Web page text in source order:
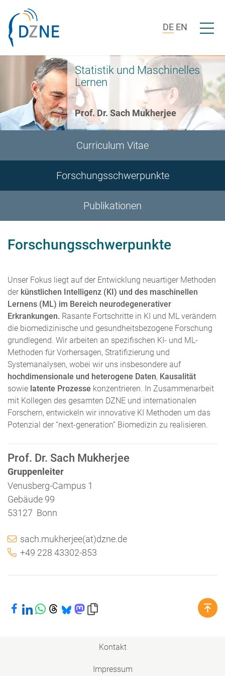
DE EN Menü
Statistik und Maschinelles
Lernen
Prof. Dr. Sach Mukherjee
Curriculum Vitae
Forschungsschwerpunkte
Publikationen
Prof. Dr. Sach Mukherjee
Gruppenleiter
Venusberg-Campus 1
Gebäude 99
53127 Bonn
sach.mukherjee(at)dzne.de
+49 228 43302-853
Forschungsschwerpunkte
Unser Fokus liegt auf der Entwicklung neuartiger Methoden
der künstlichen Intelligenz (KI) und des maschinellen
Lernens (ML) im Bereich neurodegenerativer
Erkrankungen. Rasante Fortschritte in KI und ML verändern
die biomedizinische und gesundheitsbezogene Forschung
grundlegend. Wir arbeiten an spezifischen KI- und ML-
Methoden für Vorhersagen, Stratifizierung und
Systemanalysen, wobei wir uns insbesondere auf
hochdimensionale und heterogene Daten, Kausalität
sowie latente Prozesse konzentrieren. In Zusammenarbeit
mit Kollegen des gesamten DZNE und internationalen
Forschern, entwickeln wir innovative KI Methoden um das
Potenzial der “next-generation” Biomedizin zu realisieren.
Bei Facebook teilen
Bei LinkedIn teilen
Bei WhatsApp teilen
Bei Threads teilen
Bei Bluesky teilen
Bei Mastodon teilen
Link in die Zwischenablage kopieren
Kontakt
Impressum